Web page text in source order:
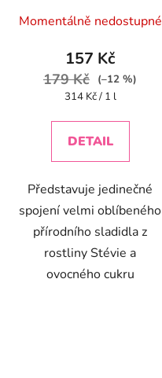
hodnocení
produktu
je
4,2
5
Momentálně nedostupné
157 Kč
179 Kč
(–12 %)
Měrná
314 Kč / 1 l
DETAIL
Představuje jedinečné
spojení velmi oblíbeného
přírodního sladidla z
rostliny Stévie a
ovocného cukru